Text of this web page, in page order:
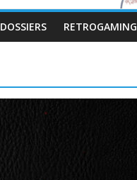
DOSSIERS RETROGAMING